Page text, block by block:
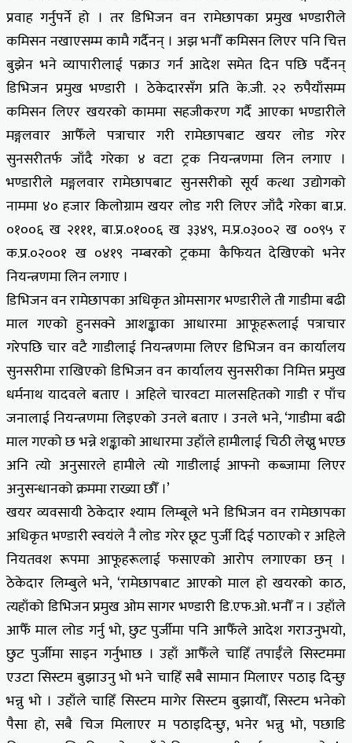
प्रवाह गर्नुपर्ने हो । तर डिभिजन वन रामेछापका प्रमुख भण्डारीले
कमिसन नखाएसम्म कामै गर्दैनन् । अझ भनौँ कमिसन लिएर पनि चित्त
बुझेन भने व्यापारीलाई पक्राउ गर्न आदेश समेत दिन पछि पर्दैनन्
डिभिजन प्रमुख भण्डारी । ठेकेदारसँग प्रति के.जी. २२ रुपैयाँसम्म
कमिसन लिएर खयरको काममा सहजीकरण गर्दै आएका भण्डारीले
मङ्गलवार आफैँले पत्राचार गरी रामेछापबाट खयर लोड गरेर
सुनसरीतर्फ जाँदै गरेका ४ वटा ट्रक नियन्त्रणमा लिन लगाए ।
भण्डारीले मङ्गलवार रामेछापबाट सुनसरीको सूर्य कत्था उद्योगको
नाममा ४० हजार किलोग्राम खयर लोड गरी लिएर जाँदै गरेका बा.प्र.
०१००६ ख २१११, बा.प्र.०१००६ ख ३३४९, म.प्र.०३००२ ख ००९५ र
क.प्र.०२००१ ख ०४१९ नम्बरको ट्रकमा कैफियत देखिएको भनेर
नियन्त्रणमा लिन लगाए ।
डिभिजन वन रामेछापका अधिकृत ओमसागर भण्डारीले ती गाडीमा बढी
माल गएको हुनसक्ने आशङ्काका आधारमा आफूहरूलाई पत्राचार
गरेपछि चार वटै गाडीलाई नियन्त्रणमा लिएर डिभिजन वन कार्यालय
सुनसरीमा राखिएको डिभिजन वन कार्यालय सुनसरीका निमित्त प्रमुख
धर्मनाथ यादवले बताए । अहिले चारवटा मालसहितको गाडी र पाँच
जनालाई नियन्त्रणमा लिइएको उनले बताए । उनले भने, ‘गाडीमा बढी
माल गएको छ भन्ने शङ्काको आधारमा उहाँले हामीलाई चिठी लेख्नु भएछ
अनि त्यो अनुसारले हामीले त्यो गाडीलाई आफ्नो कब्जामा लिएर
अनुसन्धानको क्रममा राख्या छौँ ।’
खयर व्यवसायी ठेकेदार श्याम लिम्बूले भने डिभिजन वन रामेछापका
अधिकृत भण्डारी स्वयंले नै लोड गरेर छूट पुर्जी दिई पठाएको र अहिले
नियतवश रूपमा आफूहरूलाई फसाएको आरोप लगाएका छन् ।
ठेकेदार लिम्बुले भने, ‘रामेछापबाट आएको माल हो खयरको काठ,
त्यहाँको डिभिजन प्रमुख ओम सागर भण्डारी डि.एफ.ओ. भनौँ न । उहाँले
आफैँ माल लोड गर्नु भो, छुट पुर्जीमा पनि आफैँले आदेश गराउनुभयो,
छुट पुर्जीमा साइन गर्नुभाछ । उहाँ आफैँले चाहिँ तपाईँले सिस्टममा
एउटा सिस्टम बुझाउनु भो भने चाहिँ सबै सामान मिलाएर पठाइ दिन्छु
भन्नु भो । उहाँले चाहिँ सिस्टम मागेर सिस्टम बुझायौँ, सिस्टम भनेको
पैसा हो, सबै चिज मिलाएर म पठाइदिन्छु, भनेर भन्नु भो, पछाडि